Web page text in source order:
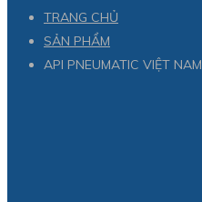
TRANG CHỦ
SẢN PHẨM
API PNEUMATIC VIỆT NAM